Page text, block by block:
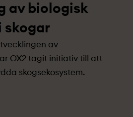
av biologisk
skogar
av
OX2 tagit initiativ till att
skogsekosystem.